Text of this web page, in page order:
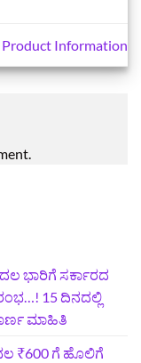
Product Information
ಭಾರಿಗೆ ಸರ್ಕಾರದ
15 ದಿನದಲ್ಲಿ
ಮಾಹಿತಿ
₹600 ಗೆ ಹೊಲಿಗೆ